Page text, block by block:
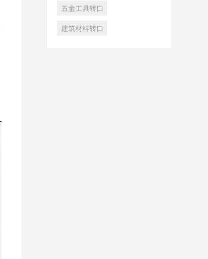
五金工具转口
建筑材料转口